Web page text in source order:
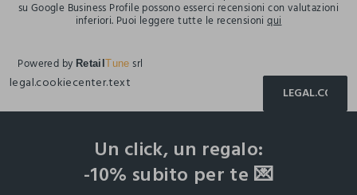
su Google Business Profile possono esserci recensioni con valutazioni
inferiori. Puoi leggere tutte le recensioniqui
Powered by RetailTune srl
legal.cookiecenter.text
Un click, un regalo:
-10% subito per te 💌